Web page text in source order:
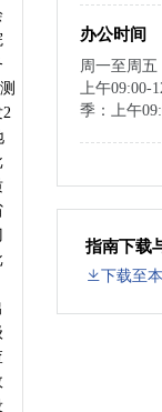
2
办公时间
周一至周五
上午09:00-
季：上午
指南下载
下载至